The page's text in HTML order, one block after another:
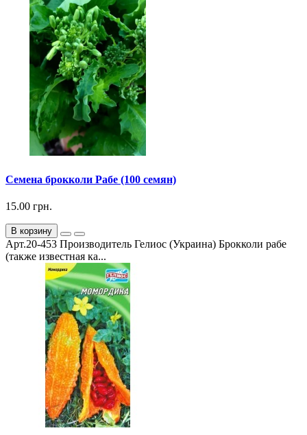
Семена брокколи Рабе (100 семян)
15.00 грн.
В корзину
Арт.20-453 Производитель Гелиос (Украина) Брокколи рабе
(также известная ка...